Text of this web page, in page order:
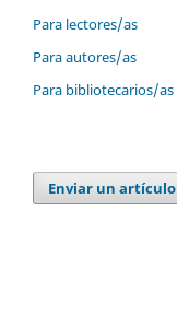
Para lectores/as
Para autores/as
Para bibliotecarios/as
Enviar un artículo